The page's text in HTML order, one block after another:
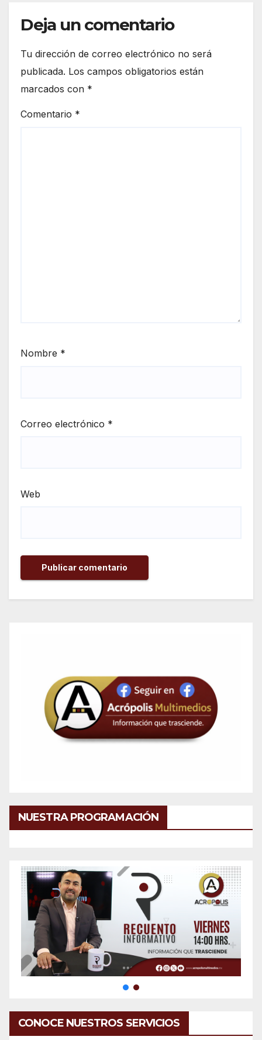
Deja un comentario
Tu dirección de correo electrónico no será
publicada. Los campos obligatorios están
marcados con *
Comentario *
Nombre *
Correo electrónico *
Web
NUESTRA PROGRAMACIÓN
CONOCE NUESTROS SERVICIOS